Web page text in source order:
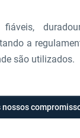
fiáveis,
a
são utilizados.
nossos